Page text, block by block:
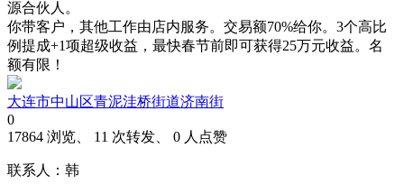
源合伙人。
你带客户，其他工作由店内服务。交易额70%给你。3个高比
例提成+1项超级收益，最快春节前即可获得25万元收益。名
额有限！
大连市中山区青泥洼桥街道济南街
0
17864 浏览、 11 次转发、 0 人点赞
联系人：韩